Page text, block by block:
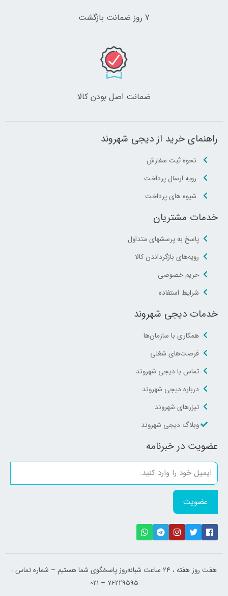
7 روز ضمانت بازگشت
ضمانت اصل‌ بودن کالا
راهنمای خرید از دیجی شهروند
نحوه ثبت سفارش
رویه ارسال پرداخت
شیوه های پرداخت
خدمات مشتریان
پاسخ به پرسشهای متداول
رویه‌های بازگرداندن کالا
حریم خصوصی
شرایط استفاده
خدمات دیجی شهروند
همکاری با سازمان‌ها
فرصت‌های شغلی
تماس با دیجی شهروند
درباره دیجی شهروند
تیزرهای شهروند
وبلاگ دیجی شهروند
عضویت در خبرنامه
عضویت
هفت روز هفته ، ۲۴ ساعت شبانه‌روز پاسخگوی شما هستیم – شماره تماس :
76229595 – 021